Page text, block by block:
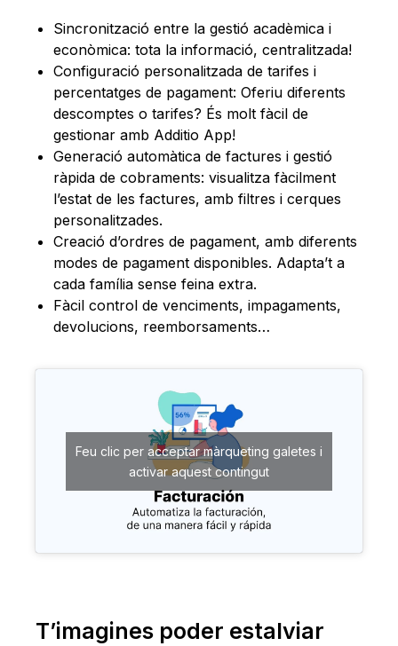
Sincronització entre la gestió acadèmica i
econòmica: tota la informació, centralitzada!
Configuració personalitzada de tarifes i
percentatges de pagament: Oferiu diferents
descomptes o tarifes? És molt fàcil de
gestionar amb Additio App!
Generació automàtica de factures i gestió
ràpida de cobraments: visualitza fàcilment
l’estat de les factures, amb filtres i cerques
personalitzades.
Creació d’ordres de pagament, amb diferents
modes de pagament disponibles. Adapta’t a
cada família sense feina extra.
Fàcil control de venciments, impagaments,
devolucions, reemborsaments…
Feu clic per acceptar màrqueting galetes i
activar aquest contingut
T’imagines poder estalviar